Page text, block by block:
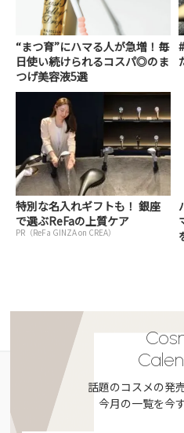
“まつ育”にハマる人が急増！毎
日使い続けられるコスパ◎のま
つげ美容液5選
特別な名入れギフトも！ 銀座
で選ぶReFaの上質ケア
PR（ReFa GINZA on CREA）
話題のコスメの発
今月の一覧を今